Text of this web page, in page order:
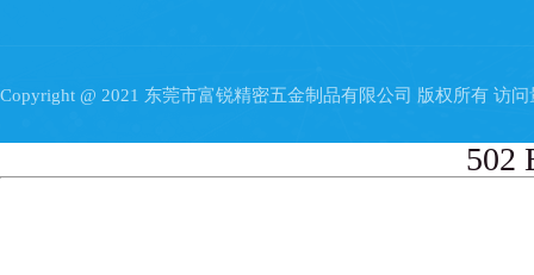
Copyright @ 2021 东莞市富锐精密五金制品有限公司 版权所有 访问
502